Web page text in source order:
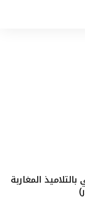
المغاربة